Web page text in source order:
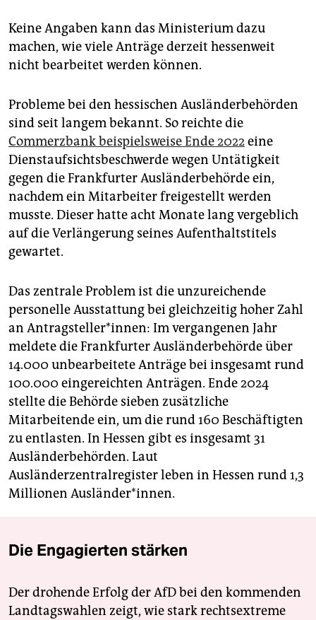
Keine Angaben kann das Ministerium dazu
machen, wie viele Anträge derzeit hessenweit
nicht bearbeitet werden können.
Probleme bei den hessischen Ausländerbehörden
sind seit langem bekannt. So reichte die
Commerzbank beispielsweise Ende 2022eine
Dienstaufsichtsbeschwerde wegen Untätigkeit
gegen die Frankfurter Ausländerbehörde ein,
nachdem ein Mitarbeiter freigestellt werden
musste. Dieser hatte acht Monate lang vergeblich
auf die Verlängerung seines Aufenthaltstitels
gewartet.
Das zentrale Problem ist die unzureichende
personelle Ausstattung bei gleichzeitig hoher Zahl
an Antragsteller*innen: Im vergangenen Jahr
meldete die Frankfurter Ausländerbehörde über
14.000 unbearbeitete Anträge bei insgesamt rund
100.000 eingereichten Anträgen. Ende 2024
stellte die Behörde sieben zusätzliche
Mitarbeitende ein, um die rund 160 Beschäftigten
zu entlasten. In Hessen gibt es insgesamt 31
Ausländerbehörden. Laut
Ausländerzentralregister leben in Hessen rund 1,3
Millionen Ausländer*innen.
Die Engagierten stärken
Der drohende Erfolg der AfD bei den kommenden
Landtagswahlen zeigt, wie stark rechtsextreme